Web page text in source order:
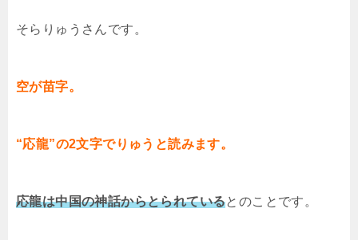
そらりゅうさんです。
空が苗字。
“応龍”の2文字でりゅうと読みます。
応龍は中国の神話からとられているとのことです。